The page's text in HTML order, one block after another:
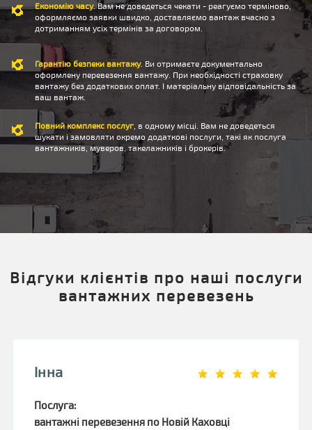
Економію часу. Вам не доведеться чекати - реагуємо терміново,
оформляємо заявки швидко, доставляємо вантаж вчасно з
дотриманням усіх термінів за договором.
Гарантію безпеки вантажу. Ви отримаєте документально
оформлену перевезення вантажу. При необхідності страховку
вантажу без додаткових оплат. І матеріальну відповідальність за
ваш вантаж.
Повний комплекс послуг , в одному місці. Вам не доведеться
шукати і замовляти окремо додаткові послуги, такі як послуга
вантажників, муверов, такелажників і брокерів.
Відгуки клієнтів про наші послуги
вантажних перевезень
Інна
Послуга:
вантажні перевезення по Новій Каховці